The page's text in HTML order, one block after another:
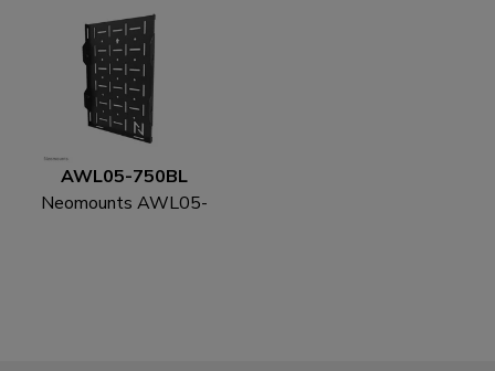
AWL05-750BL
Neomounts AWL05-